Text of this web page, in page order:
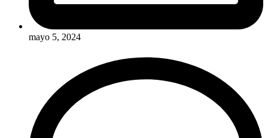
mayo 5, 2024